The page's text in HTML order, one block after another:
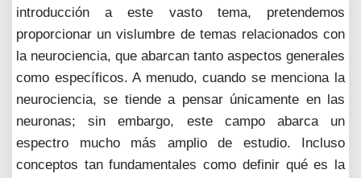
introducción a este vasto tema, pretendemos
proporcionar un vislumbre de temas relacionados con
la neurociencia, que abarcan tanto aspectos generales
como específicos. A menudo, cuando se menciona la
neurociencia, se tiende a pensar únicamente en las
neuronas; sin embargo, este campo abarca un
espectro mucho más amplio de estudio. Incluso
conceptos tan fundamentales como definir qué es la